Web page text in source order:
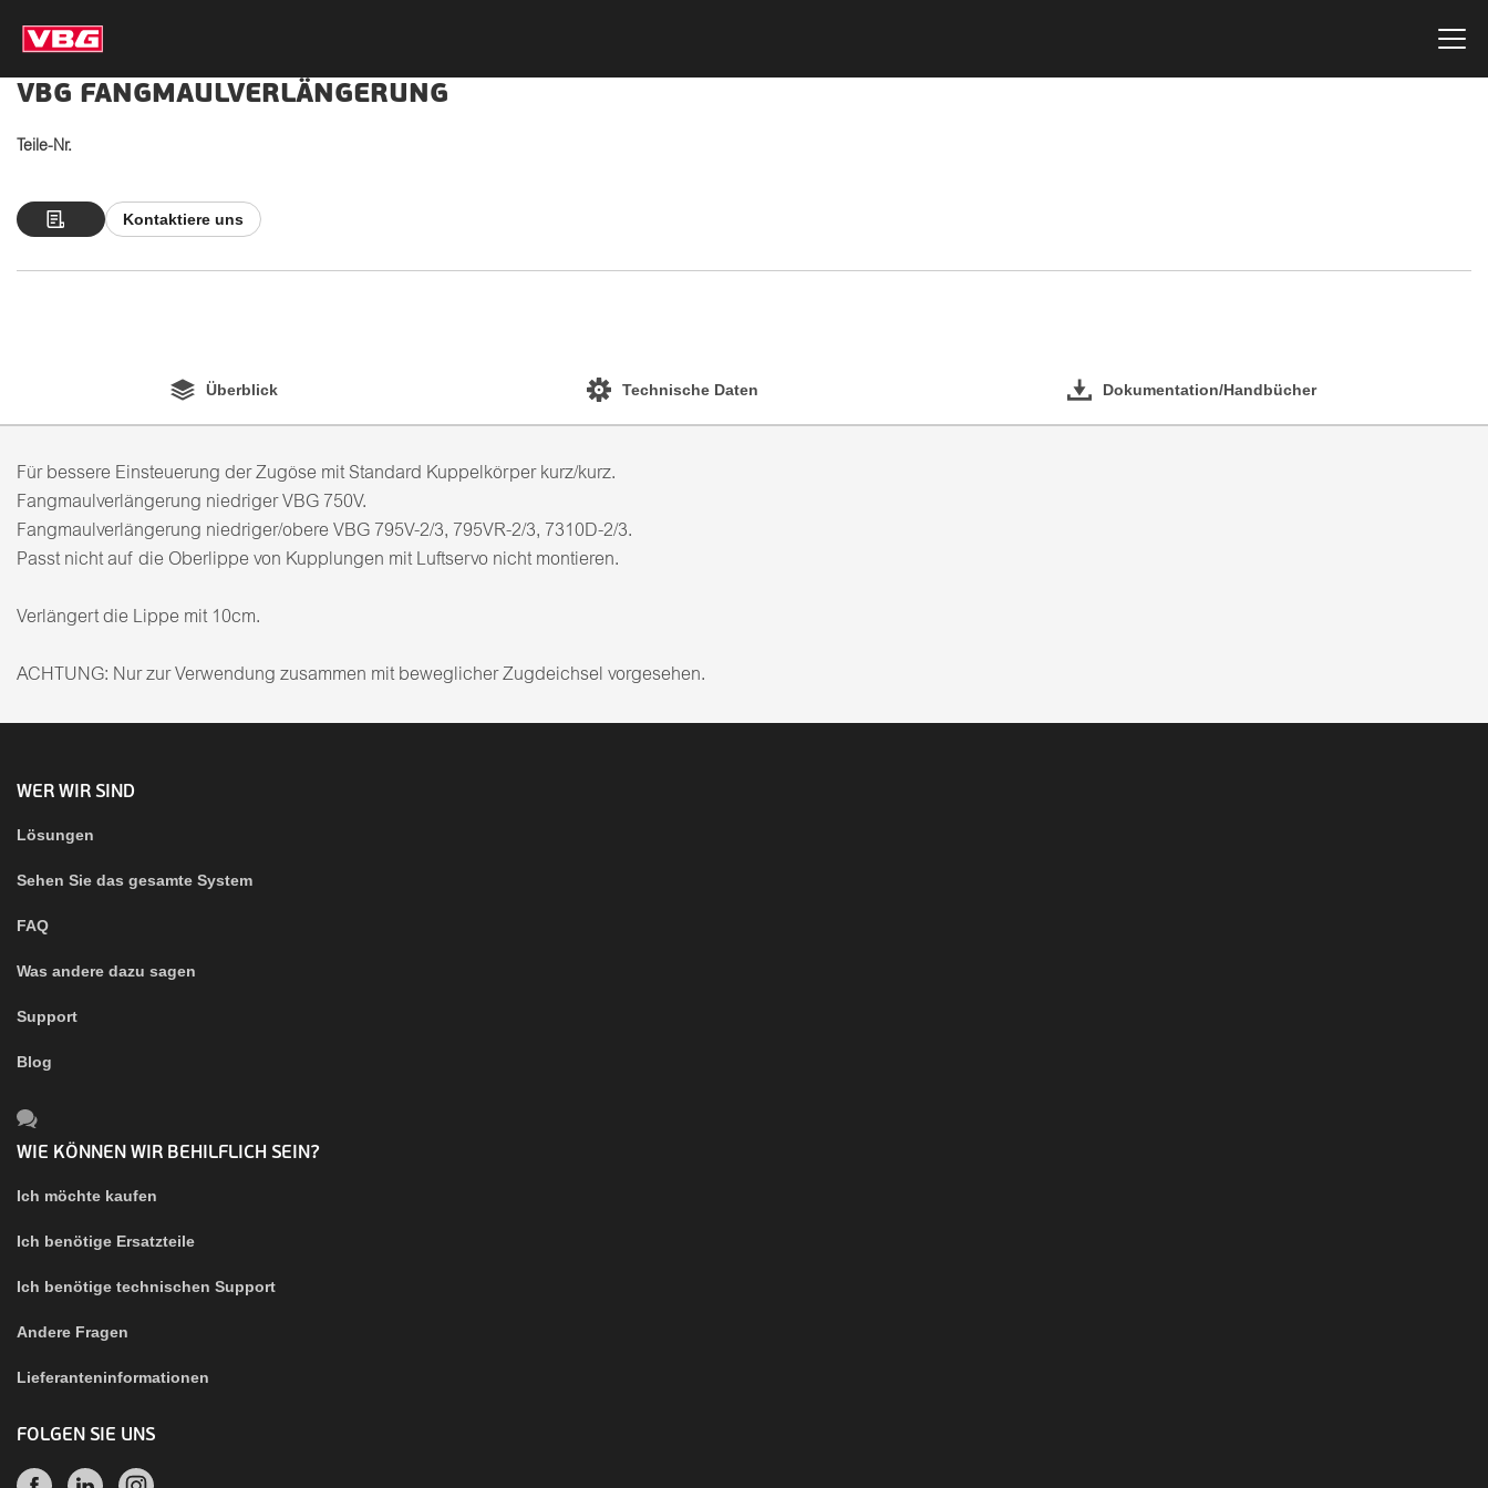
VBG FANGMAULVERLÄNGERUNG
Teile-Nr.
Kontaktiere uns
Überblick Technische Daten Dokumentation/Handbücher
Für bessere Einsteuerung der Zugöse mit Standard Kuppelkörper kurz/kurz.
Fangmaulverlängerung niedriger VBG 750V.
Fangmaulverlängerung niedriger/obere VBG 795V-2/3, 795VR-2/3, 7310D-2/3.
Passt nicht auf die Oberlippe von Kupplungen mit Luftservo nicht montieren.
Verlängert die Lippe mit 10cm.
ACHTUNG: Nur zur Verwendung zusammen mit beweglicher Zugdeichsel vorgesehen.
WER WIR SIND
Lösungen
Sehen Sie das gesamte System
FAQ
Was andere dazu sagen
Support
Blog
WIE KÖNNEN WIR BEHILFLICH SEIN?
Ich möchte kaufen
Ich benötige Ersatzteile
Ich benötige technischen Support
Andere Fragen
Lieferanteninformationen
FOLGEN SIE UNS